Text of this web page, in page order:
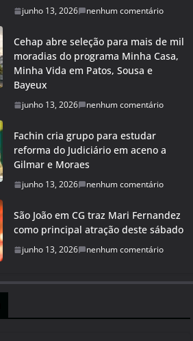
junho 13, 2026 nenhum comentário
Cehap abre seleção para mais de mil
moradias do programa Minha Casa,
Minha Vida em Patos, Sousa e
Bayeux
junho 13, 2026 nenhum comentário
Fachin cria grupo para estudar
reforma do Judiciário em aceno a
Gilmar e Moraes
junho 13, 2026 nenhum comentário
São João em CG traz Mari Fernandez
como principal atração deste sábado
junho 13, 2026 nenhum comentário